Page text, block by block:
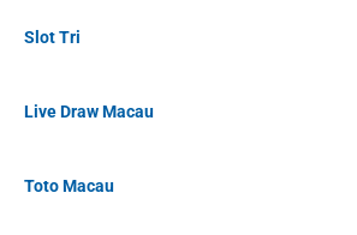
Slot Tri
Live Draw Macau
Toto Macau